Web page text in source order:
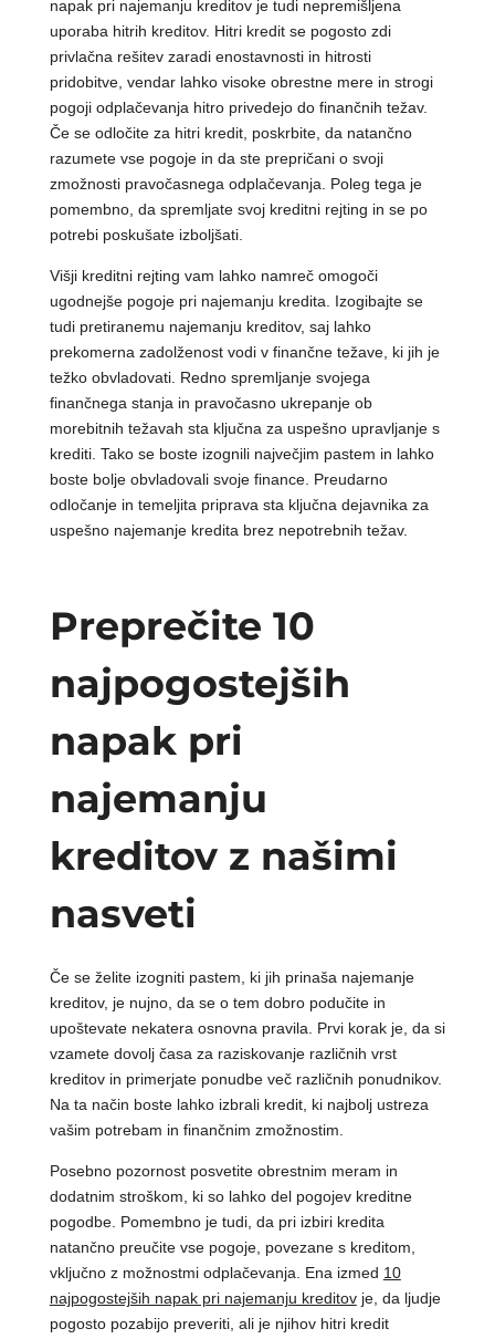
napak pri najemanju kreditov je tudi nepremišljena
uporaba hitrih kreditov. Hitri kredit se pogosto zdi
privlačna rešitev zaradi enostavnosti in hitrosti
pridobitve, vendar lahko visoke obrestne mere in strogi
pogoji odplačevanja hitro privedejo do finančnih težav.
Če se odločite za hitri kredit, poskrbite, da natančno
razumete vse pogoje in da ste prepričani o svoji
zmožnosti pravočasnega odplačevanja. Poleg tega je
pomembno, da spremljate svoj kreditni rejting in se po
potrebi poskušate izboljšati.
Višji kreditni rejting vam lahko namreč omogoči
ugodnejše pogoje pri najemanju kredita. Izogibajte se
tudi pretiranemu najemanju kreditov, saj lahko
prekomerna zadolženost vodi v finančne težave, ki jih je
težko obvladovati. Redno spremljanje svojega
finančnega stanja in pravočasno ukrepanje ob
morebitnih težavah sta ključna za uspešno upravljanje s
krediti. Tako se boste izognili največjim pastem in lahko
boste bolje obvladovali svoje finance. Preudarno
odločanje in temeljita priprava sta ključna dejavnika za
uspešno najemanje kredita brez nepotrebnih težav.
Preprečite 10
najpogostejših
napak pri
najemanju
kreditov z našimi
nasveti
Če se želite izogniti pastem, ki jih prinaša najemanje
kreditov, je nujno, da se o tem dobro podučite in
upoštevate nekatera osnovna pravila. Prvi korak je, da si
vzamete dovolj časa za raziskovanje različnih vrst
kreditov in primerjate ponudbe več različnih ponudnikov.
Na ta način boste lahko izbrali kredit, ki najbolj ustreza
vašim potrebam in finančnim zmožnostim.
Posebno pozornost posvetite obrestnim meram in
dodatnim stroškom, ki so lahko del pogojev kreditne
pogodbe. Pomembno je tudi, da pri izbiri kredita
natančno preučite vse pogoje, povezane s kreditom,
vključno z možnostmi odplačevanja. Ena izmed 10
najpogostejših napak pri najemanju kreditovje, da ljudje
pogosto pozabijo preveriti, ali je njihov hitri kredit